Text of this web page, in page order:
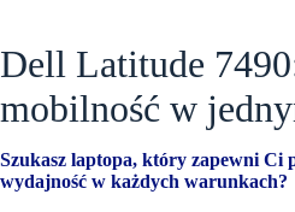
Dell Latitude
mobilność w
Szukasz laptopa, który zapewni Ci
wydajność w każdych warunkach?